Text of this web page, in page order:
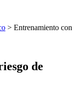
> Entrenamiento con
de